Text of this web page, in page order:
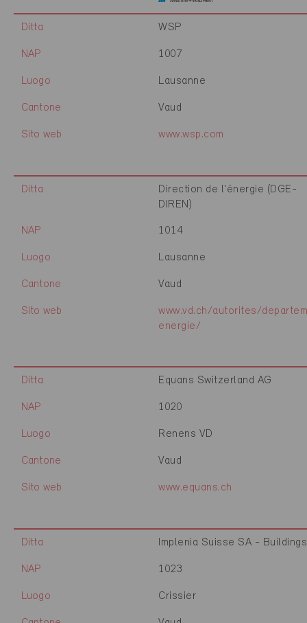
Ditta WSP
NAP 1007
Luogo Lausanne
Cantone Vaud
Sito web www.wsp.com
Ditta
Direction de l'énergie (DGE-
DIREN)
NAP 1014
Luogo Lausanne
Cantone Vaud
Sito web
www.vd.ch/autorites/
energie/
Ditta Equans Switzerland AG
NAP 1020
Luogo Renens VD
Cantone Vaud
Sito web www.equans.ch
Ditta Implenia Suisse SA - Buildings
NAP 1023
Luogo Crissier